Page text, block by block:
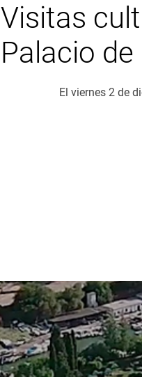
Visitas
Palacio
El viernes 2 de